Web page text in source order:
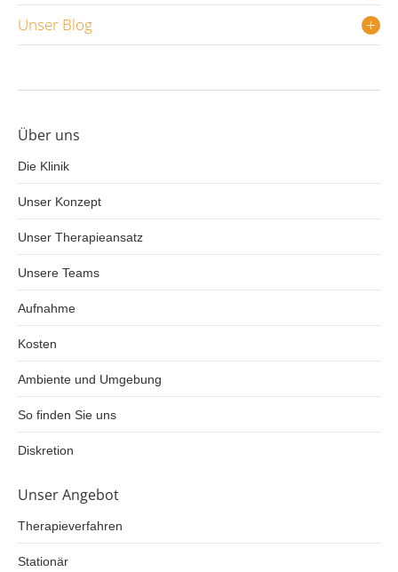
Unser Blog
Über uns
Die Klinik
Unser Konzept
Unser Therapieansatz
Unsere Teams
Aufnahme
Kosten
Ambiente und Umgebung
So finden Sie uns
Diskretion
Unser Angebot
Therapieverfahren
Stationär